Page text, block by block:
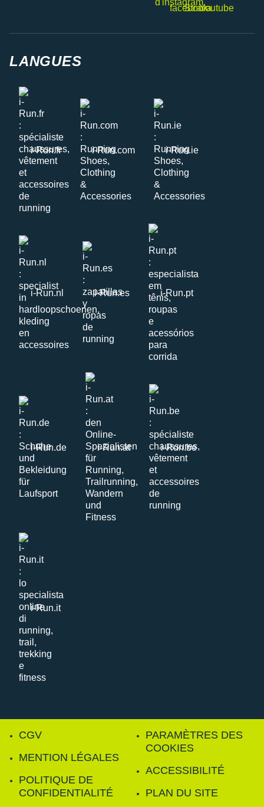
LANGUES
i-Run.fr i-Run.com i-Run.ie
i-Run.nl i-Run.es i-Run.pt
i-Run.de i-Run.at i-Run.be
i-Run.it
CGV
MENTION LÉGALES
POLITIQUE DE
CONFIDENTIALITÉ
PARAMÈTRES DES
COOKIES
ACCESSIBILITÉ
PLAN DU SITE